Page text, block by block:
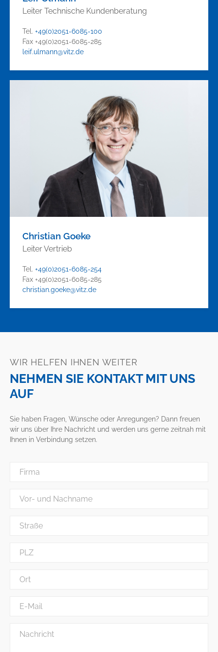
Leiter Technische Kundenberatung
Tel.+49(0)2051-6085-100
Fax +49(0)2051-6085-285
leif.ulmann@vitz.de
Christian Goeke
Leiter Vertrieb
Tel.+49(0)2051-6085-254
Fax +49(0)2051-6085-285
christian.goeke@vitz.de
NEHMEN SIE KONTAKT MIT UNS
AUF
WIR HELFEN IHNEN WEITER
Sie haben Fragen, Wünsche oder Anregungen? Dann freuen
wir uns über Ihre Nachricht und werden uns gerne zeitnah mit
Ihnen in Verbindung setzen.